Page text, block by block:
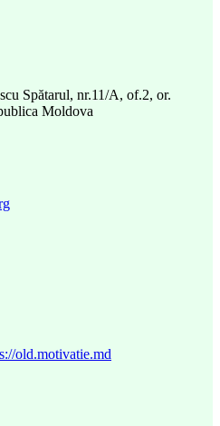
Spătarul, nr.11/A, of.2, or.
Moldova
old.motivatie.md